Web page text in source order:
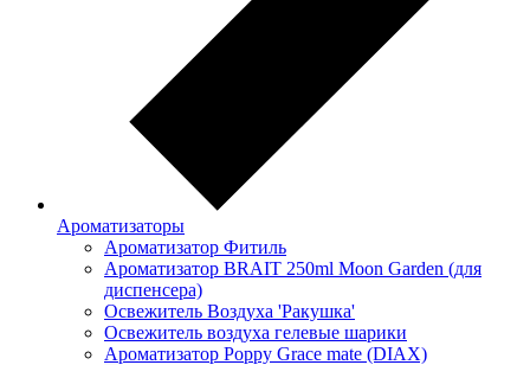
Ароматизаторы
Ароматизатор Фитиль
Ароматизатор BRAIT 250ml Moon Garden (для
диспенсера)
Освежитель Воздуха 'Ракушка'
Освежитель воздуха гелевые шарики
Ароматизатор Poppy Grace mate (DIAX)